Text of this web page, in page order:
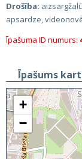
Drošība:
apsardze,
Īpašuma ID numurs:
Īpašums
+
−